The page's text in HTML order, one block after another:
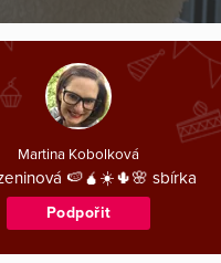
Martina Kobolková
🍉🧉☀️🌵🌸 sbírka
Podpořit